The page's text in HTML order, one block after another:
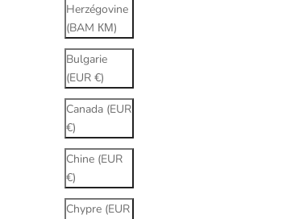
Herzégovine
(BAM КМ)
Bulgarie
(EUR €)
Canada (EUR
€)
Chine (EUR
€)
Chypre (EUR